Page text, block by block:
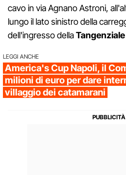
cavo in via Agnano Astroni,
lungo il lato sinistro della
dell'ingresso della
LEGGI ANCHE
America's Cup Napoli, il
milioni di euro per dare
villaggio dei catamarani